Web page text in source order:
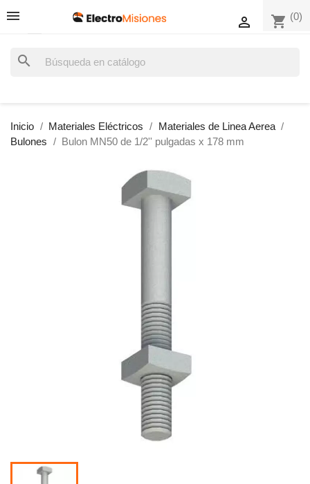
shopping_cart (0)

search
Inicio Materiales Eléctricos
Materiales de Linea Aerea
Bulones
Bulon MN50 de 1/2'' pulgadas x 178 mm